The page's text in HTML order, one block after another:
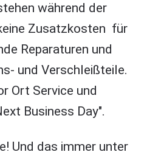
während der
Zusatzkosten für
Reparaturen und
und Verschleißteile.
Ort Service und
Business Day".
Und das immer unter